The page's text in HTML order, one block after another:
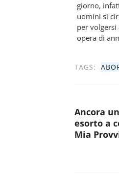
giorno,
uomini si
per
opera di
TAGS:
Ancora
esorto a
Mia